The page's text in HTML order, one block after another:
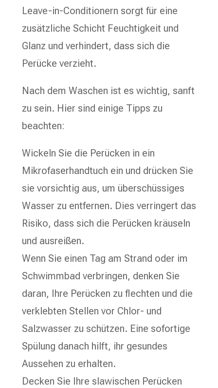
Leave-in-Conditionern sorgt für eine
zusätzliche Schicht Feuchtigkeit und
Glanz und verhindert, dass sich die
Perücke verzieht.
Nach dem Waschen ist es wichtig, sanft
zu sein. Hier sind einige Tipps zu
beachten:
Wickeln Sie die Perücken in ein
Mikrofaserhandtuch ein und drücken Sie
sie vorsichtig aus, um überschüssiges
Wasser zu entfernen. Dies verringert das
Risiko, dass sich die Perücken kräuseln
und ausreißen.
Wenn Sie einen Tag am Strand oder im
Schwimmbad verbringen, denken Sie
daran, Ihre Perücken zu flechten und die
verklebten Stellen vor Chlor- und
Salzwasser zu schützen. Eine sofortige
Spülung danach hilft, ihr gesundes
Aussehen zu erhalten.
Decken Sie Ihre slawischen Perücken